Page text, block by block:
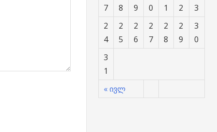
« ივლ
7
8
9
0
1
2
3
2
4
2
5
2
6
2
7
2
8
2
9
3
0
3
1